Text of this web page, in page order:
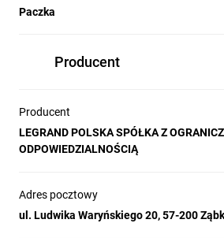
Paczka
Producent
Producent
LEGRAND POLSKA SPÓŁKA Z
ODPOWIEDZIALNOŚCIĄ
Adres pocztowy
ul. Ludwika Waryńskiego 20, 57-200